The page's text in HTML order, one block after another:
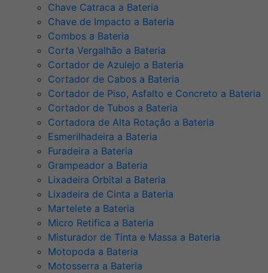
Chave Catraca a Bateria
Chave de Impacto a Bateria
Combos a Bateria
Corta Vergalhão a Bateria
Cortador de Azulejo a Bateria
Cortador de Cabos a Bateria
Cortador de Piso, Asfalto e Concreto a Bateria
Cortador de Tubos a Bateria
Cortadora de Alta Rotação a Bateria
Esmerilhadeira a Bateria
Furadeira a Bateria
Grampeador a Bateria
Lixadeira Orbital a Bateria
Lixadeira de Cinta a Bateria
Martelete a Bateria
Micro Retifica a Bateria
Misturador de Tinta e Massa a Bateria
Motopoda a Bateria
Motosserra a Bateria